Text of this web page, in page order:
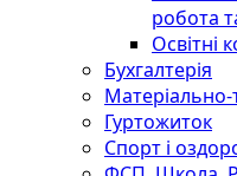
робота
Освітні
Бухгалтерія
Матеріально-
Гуртожиток
Спорт і